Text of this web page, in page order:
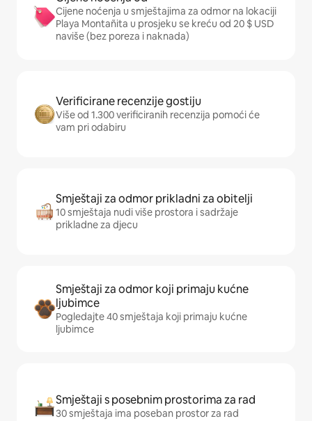
Cijene noćenja u smještajima za odmor na lokaciji
Playa Montañita u prosjeku se kreću od 20 $ USD
naviše (bez poreza i naknada)
Verificirane recenzije gostiju
Više od 1.300 verificiranih recenzija pomoći će
vam pri odabiru
Smještaji za odmor prikladni za obitelji
10 smještaja nudi više prostora i sadržaje
prikladne za djecu
Smještaji za odmor koji primaju kućne
ljubimce
Pogledajte 40 smještaja koji primaju kućne
ljubimce
Smještaji s posebnim prostorima za rad
30 smještaja ima poseban prostor za rad